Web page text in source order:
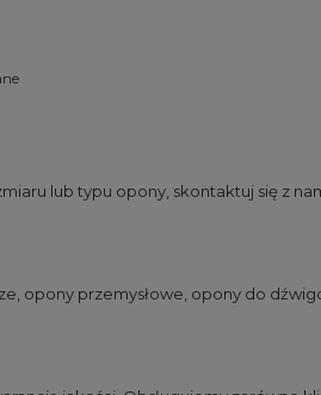
lub typu opony, skontaktuj się z
opony przemysłowe opony do